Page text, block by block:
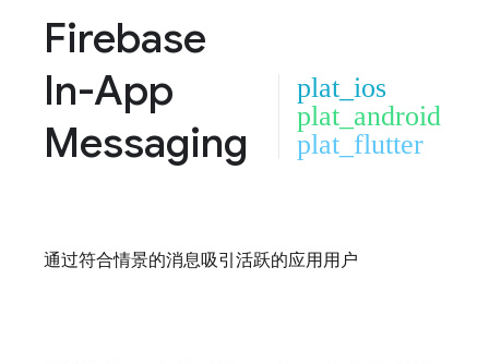
Firebase
In-App
Messaging
plat_ios
plat_android
plat_flutter
通过符合情景的消息吸引活跃的应用用户